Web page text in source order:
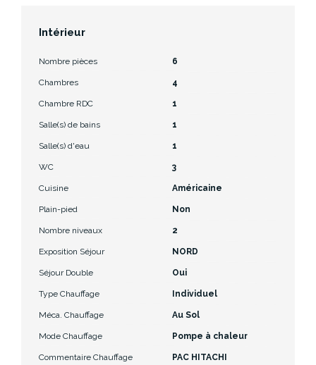
Intérieur
Nombre pièces 6
Chambres 4
Chambre RDC 1
Salle(s) de bains 1
Salle(s) d'eau 1
WC 3
Cuisine Américaine
Plain-pied Non
Nombre niveaux 2
Exposition Séjour NORD
Séjour Double Oui
Type Chauffage Individuel
Méca. Chauffage Au Sol
Mode Chauffage Pompe à chaleur
Commentaire Chauffage PAC HITACHI